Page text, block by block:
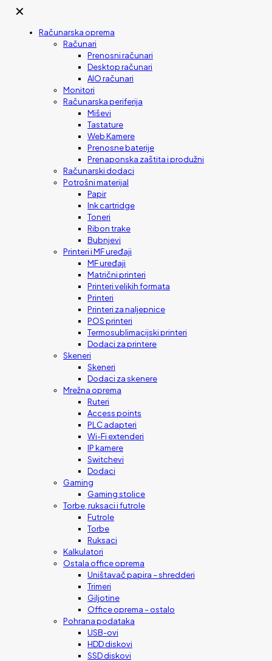
✕
Računarska oprema
Računari
Prenosni računari
Desktop računari
AIO računari
Monitori
Računarska periferija
Miševi
Tastature
Web Kamere
Prenosne baterije
Prenaponska zaštita i produžni
Računarski dodaci
Potrošni materijal
Papir
Ink cartridge
Toneri
Ribon trake
Bubnjevi
Printeri i MF uređaji
MF uređaji
Matrični printeri
Printeri velikih formata
Printeri
Printeri za naljepnice
POS printeri
Termosublimacijski printeri
Dodaci za printere
Skeneri
Skeneri
Dodaci za skenere
Mrežna oprema
Ruteri
Access points
PLC adapteri
Wi-Fi extenderi
IP kamere
Switchevi
Dodaci
Gaming
Gaming stolice
Torbe, ruksaci i futrole
Futrole
Torbe
Ruksaci
Kalkulatori
Ostala office oprema
Uništavač papira – shredderi
Trimeri
Giljotine
Office oprema – ostalo
Pohrana podataka
USB-ovi
HDD diskovi
SSD diskovi